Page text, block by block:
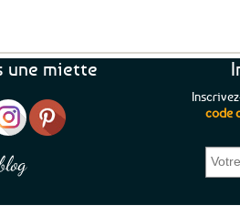
pour
M.
“J’ai mis 5 étoiles parce que je
en mettre 6 ;)
Je suis plus que satisfaite de
de ma livraison. Ne changez
une miette
code